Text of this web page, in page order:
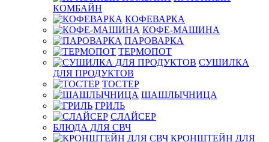
КОМБАЙН
КОФЕВАРКА
КОФЕ-МАШИНА
ПАРОВАРКА
ТЕРМОПОТ
СУШИЛКА
ДЛЯ ПРОДУКТОВ
ТОСТЕР
ШАШЛЫЧНИЦА
ГРИЛЬ
СЛАЙСЕР
БЛЮДА ДЛЯ СВЧ
КРОНШТЕЙН ДЛЯ